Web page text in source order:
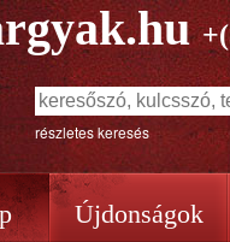
részletes keresés
Újdonságok